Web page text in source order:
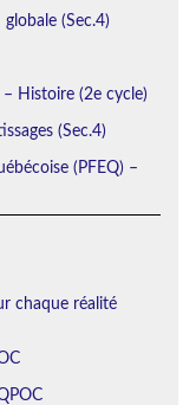
(Sec.4)
– Histoire (2e cycle)
(Sec.4)
(PFEQ) –
chaque réalité